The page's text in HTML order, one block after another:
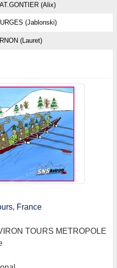
(Alix)
(Jablonski)
(Lauret)
France
TOURS METROPOLE